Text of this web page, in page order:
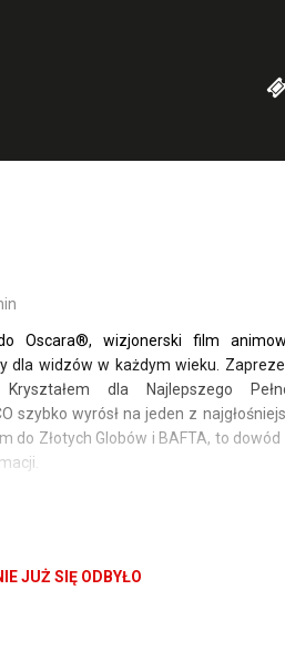
Oscara®, wizjonerski film
dla widzów w każdym wieku.
Kryształem dla Najlepszego
szybko wyrósł na jeden z
do Złotych Globów i BAFTA, to
przez Natalie Portman wraz z
emocje, przygoda i opowieść o
JUŻ SIĘ ODBYŁO